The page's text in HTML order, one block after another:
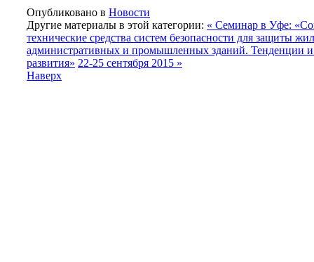
Опубликовано в Новости
Другие материалы в этой категории: « Семинар в Уфе:
технические средства систем безопасности для защиты
административных и промышленных зданий. Тенденции
развития» 22-25 сентября 2015 »
Наверх